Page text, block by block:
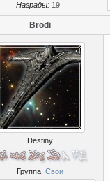
Награды: 19
Brodi
Destiny
Группа: Свои